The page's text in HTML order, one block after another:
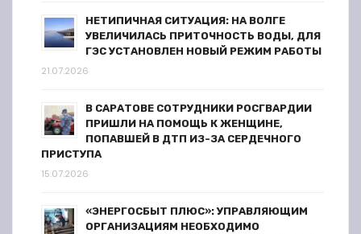
НЕТИПИЧНАЯ СИТУАЦИЯ: НА ВОЛГЕ
УВЕЛИЧИЛАСЬ ПРИТОЧНОСТЬ ВОДЫ, ДЛЯ
ГЭС УСТАНОВЛЕН НОВЫЙ РЕЖИМ РАБОТЫ
21.07.2026
В САРАТОВЕ СОТРУДНИКИ РОСГВАРДИИ
ПРИШЛИ НА ПОМОЩЬ К ЖЕНЩИНЕ,
ПОПАВШЕЙ В ДТП ИЗ-ЗА СЕРДЕЧНОГО
ПРИСТУПА
15.07.2026
«ЭНЕРГОСБЫТ ПЛЮС»: УПРАВЛЯЮЩИМ
ОРГАНИЗАЦИЯМ НЕОБХОДИМО